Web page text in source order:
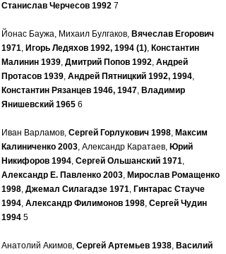
Станислав Черчесов 1992 7
Йонас Баужа, Михаил Булгаков, Вячеслав Егорович
1971, Игорь Ледяхов 1992, 1994 (1), Константин
Малинин 1939, Дмитрий Попов 1992, Андрей
Протасов 1939, Андрей Пятницкий 1992, 1994,
Константин Рязанцев 1946, 1947, Владимир
Янишевский 1965 6
Иван Варламов, Сергей Горлукович 1998, Максим
Калиниченко 2003, Александр Каратаев, Юрий
Никифоров 1994, Сергей Ольшанский 1971,
Александр Е. Павленко 2003, Мирослав Ромащенко
1998, Джемал Силагадзе 1971, Гинтарас Стауче
1994, Александр Филимонов 1998, Сергей Чудин
1994 5
Анатолий Акимов, Сергей Артемьев 1938, Василий